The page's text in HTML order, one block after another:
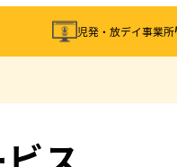
児発・放デイ事業所